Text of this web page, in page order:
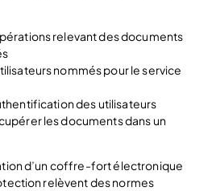
relevant des documents
nommés pour le service
des utilisateurs
les documents dans un
d’un coffre-fort électronique
relèvent des normes